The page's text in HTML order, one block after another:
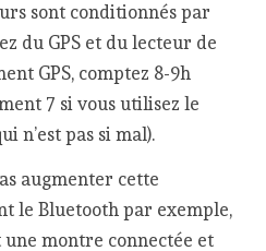
sont conditionnés par
du GPS et du lecteur de
GPS, comptez 8-9h
7 si vous utilisez le
n’est pas si mal).
augmenter cette
le Bluetooth par exemple,
une montre connectée et